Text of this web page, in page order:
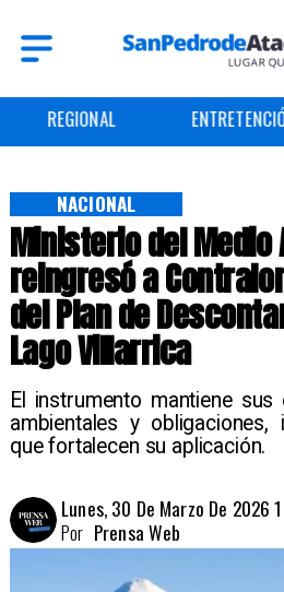
REGIONAL
Ministerio del Medio
reingresó a
del Plan de
Lago Villarrica
El instrumento mantiene sus
ambientales y obligaciones,
que fortalecen su aplicación.
NACIONAL
Lunes, 30 De Marzo De 2026
Prensa Web
Por